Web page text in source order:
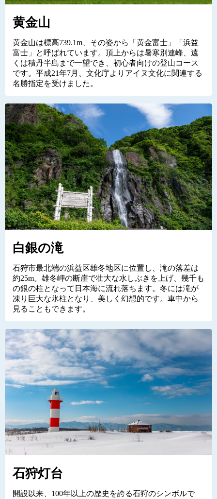
黄金山
黄金山は標高739.1m、その姿から「黄金富士」「浜益
富士」と呼ばれています。頂上からは暑寒別連峰、遠
くは積丹半島まで一望でき、初心者向けの登山コース
です。平成21年7月、文化庁よりアイヌ文化に関連する
名勝指定を受けました。
白銀の滝
石狩市最北端の浜益区雄冬地区に位置し、滝の落差は
約25m。雄冬岬の断崖で壮大な水しぶきを上げ、幾千も
の銀の柱となって日本海に流れ落ちます。冬には滝が
凍り巨大な氷柱となり、美しく幻想的です。車中から
見ることもできます。
石狩灯台
開設以来、100年以上の歴史を誇る石狩のシンボルで